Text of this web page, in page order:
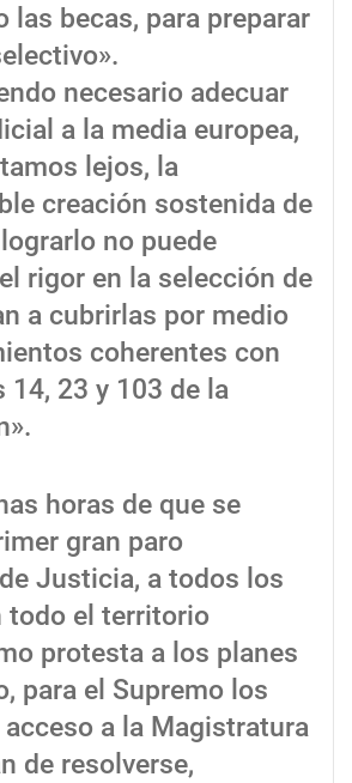
las becas, para preparar
necesario adecuar
a la media europea,
lejos, la
creación sostenida de
no puede
rigor en la selección de
a cubrirlas por medio
coherentes con
14, 23 y 103 de la
horas de que se
gran paro
Justicia, a todos los
todo el territorio
protesta a los planes
para el Supremo los
a la Magistratura
de resolverse,